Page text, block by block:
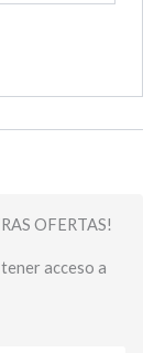
OFERTAS!
acceso a